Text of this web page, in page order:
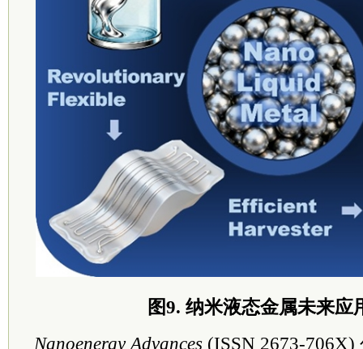
图9. 纳米液态金属未来应
Nanoenergy Advances (ISSN 2673-